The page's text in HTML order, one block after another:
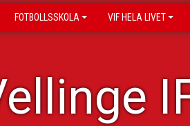
FOTBOLLSSKOLA VIF HELA LIVET